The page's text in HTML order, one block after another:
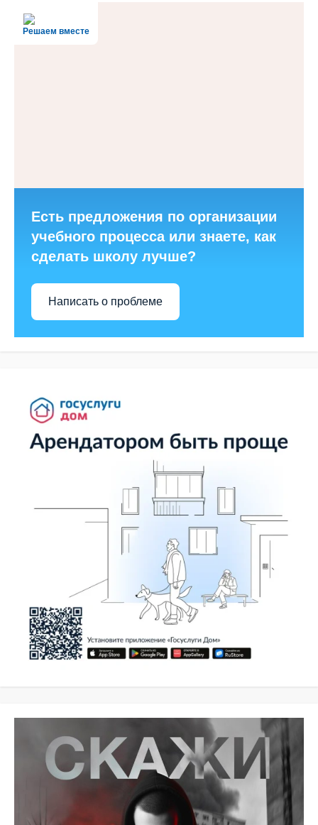
Решаем вместе
Есть предложения по организации
учебного процесса или знаете, как
сделать школу лучше?
Написать о проблеме